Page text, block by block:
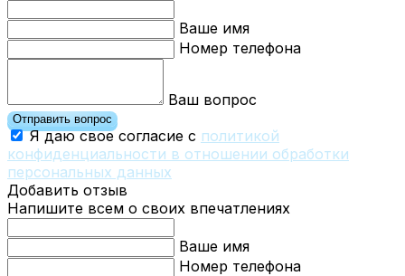
Ваше имя
Номер телефона
Ваш вопрос
Отправить вопрос
Я даю свое согласие с политикой
конфиденциальности в отношении обработки
персональных данных
Добавить отзыв
Напишите всем о своих впечатлениях
Ваше имя
Номер телефона